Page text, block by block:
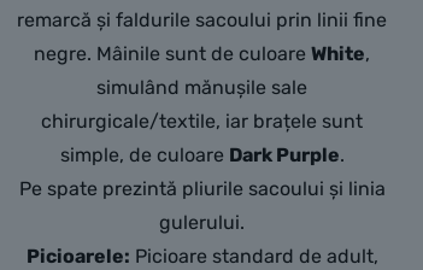
remarcă și faldurile sacoului prin linii fine
negre. Mâinile sunt de culoareWhite,
simulând mănușile sale
chirurgicale/textile, iar brațele sunt
simple, de culoare Dark Purple.
Pe spate prezintă pliurile sacoului și linia
gulerului.
Picioarele: Picioare standard de adult,